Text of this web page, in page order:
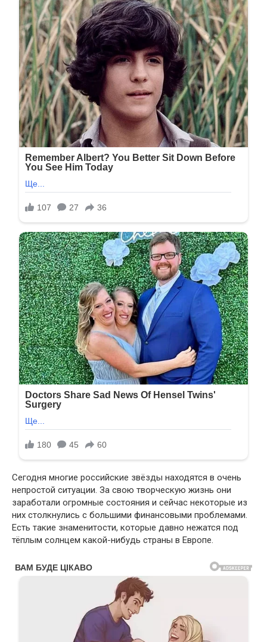
Сегодня многие российские звёзды находятся в очень
непростой ситуации. За свою творческую жизнь они
заработали огромные состояния и сейчас некоторые из
них столкнулись с большими финансовыми проблемами.
Есть такие знаменитости, которые давно нежатся под
тёплым солнцем какой-нибудь страны в Европе.